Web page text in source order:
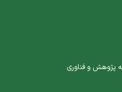
پژوهش و فناوری